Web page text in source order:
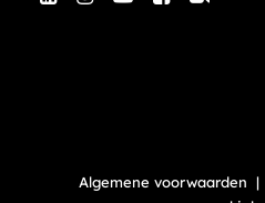
Algemene voorwaarden |